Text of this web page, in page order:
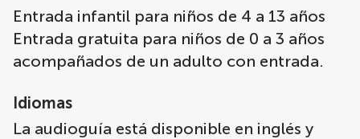
Entrada infantil para niños de 4 a 13 años
Entrada gratuita para niños de 0 a 3 años
acompañados de un adulto con entrada.
Idiomas
La audioguía está disponible en inglés y